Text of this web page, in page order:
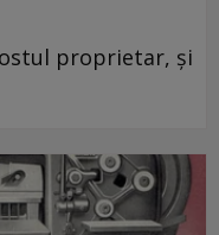
proprietar, și